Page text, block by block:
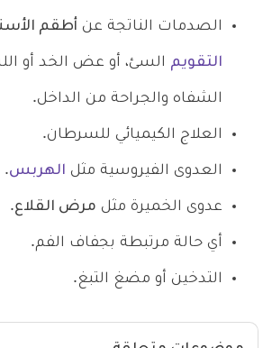
الصدمات الناتجة عن أطقم
التقويم السئ، أو عض الخد أو
الشفاه والجراحة من الداخل.
العلاج الكيميائي للسرطان.
العدوى الفيروسية مثل الهربس.
عدوى الخميرة مثل مرض القلاع.
أي حالة مرتبطة بجفاف الفم.
التدخين أو مضغ التبغ.